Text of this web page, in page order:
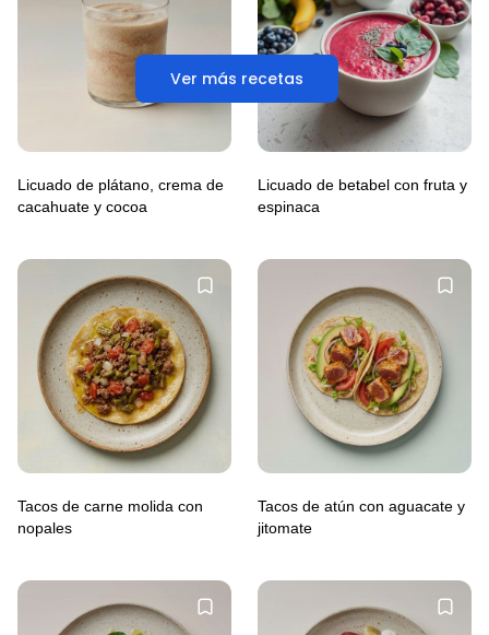
Ver más recetas
Licuado de plátano, crema de
cacahuate y cocoa
Licuado de betabel con fruta y
espinaca
Tacos de carne molida con
nopales
Tacos de atún con aguacate y
jitomate